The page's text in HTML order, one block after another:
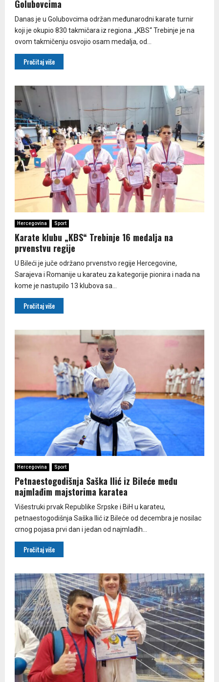
Golubovcima
Danas je u Golubovcima održan međunarodni karate turnir
koji je okupio 830 takmičara iz regiona. „KBS“ Trebinje je na
ovom takmičenju osvojio osam medalja, od...
Pročitaj više
Hercegovina Sport
Karate klubu „KBS“ Trebinje 16 medalja na
prvenstvu regije
U Bileći je juče održano prvenstvo regije Hercegovine,
Sarajeva i Romanije u karateu za kategorije pionira i nada na
kome je nastupilo 13 klubova sa...
Pročitaj više
Hercegovina Sport
Petnaestogodišnja Saška Ilić iz Bileće među
najmlađim majstorima karatea
Višestruki prvak Republike Srpske i BiH u karateu,
petnaestogodišnja Saška Ilić iz Bileće od decembra je nosilac
crnog pojasa prvi dan i jedan od najmlađih...
Pročitaj više